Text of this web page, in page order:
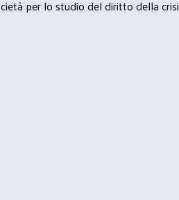
per lo studio del diritto della crisi